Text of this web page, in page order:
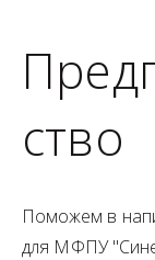
ство
Поможем в
для МФПУ